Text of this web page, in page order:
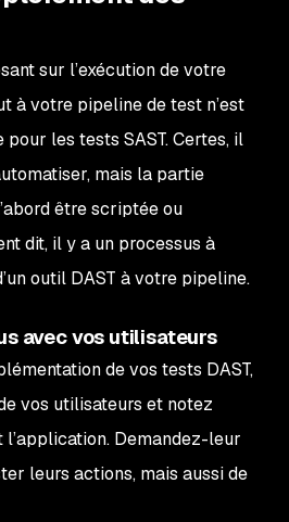
sur l’exécution de votre
à votre pipeline de test n’est
pour les tests SAST. Certes, il
mais la partie
être scriptée ou
dit, il y a un processus à
outil DAST à votre pipeline.
avec vos utilisateurs
de vos tests DAST,
vos utilisateurs et notez
Demandez-leur
leurs actions, mais aussi de